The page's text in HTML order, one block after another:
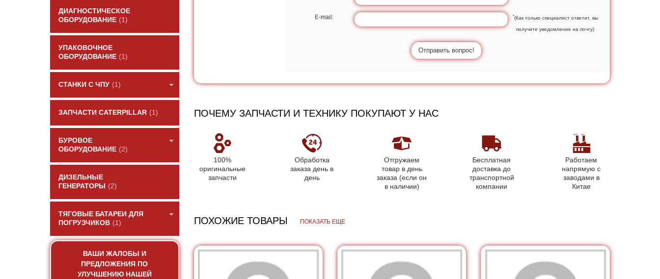
ДИАГНОСТИЧЕСКОЕ
ОБОРУДОВАНИЕ (1)
УПАКОВОЧНОЕ
ОБОРУДОВАНИЕ (1)
СТАНКИ С ЧПУ (1)
ЗАПЧАСТИ CATERPILLAR (1)
БУРОВОЕ
ОБОРУДОВАНИЕ (2)
ДИЗЕЛЬНЫЕ
ГЕНЕРАТОРЫ
(2)
ТЯГОВЫЕ БАТАРЕИ ДЛЯ
ПОГРУЗЧИКОВ (1)
ВАШИ ЖАЛОБЫ И
ПРЕДЛОЖЕНИЯ ПО
УЛУЧШЕНИЮ НАШЕЙ
E-mail: *(Как только специалист ответит, вы
получите уведомление на почту)
Отправить вопрос!
ПОЧЕМУ ЗАПЧАСТИ И ТЕХНИКУ ПОКУПАЮТ У НАС
100%
оригинальные
запчасти
Обработка
заказа день в
день
Отгружаем
товар в день
заказа (если он
в наличии)
Бесплатная
доставка до
транспортной
компании
Работаем
напрямую с
заводами в
Китае
ПОХОЖИЕ ТОВАРЫ ПОКАЗАТЬ ЕЩЕ